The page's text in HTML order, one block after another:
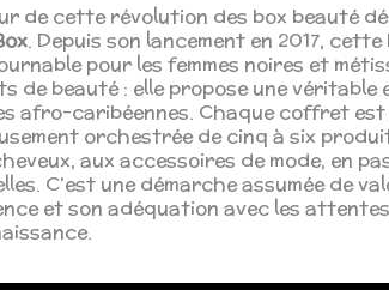
de cette révolution des box beauté
. Depuis son lancement en 2017,
pour les femmes noires et
de beauté : elle propose une
afro-caribéennes. Chaque coffret
orchestrée de cinq à six
aux accessoires de mode, en
C’est une démarche assumée de
et son adéquation avec les